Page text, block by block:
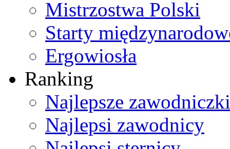
Mistrzostwa Polski
Starty
Ergowiosła
Ranking
Najlepsze zawodniczki
Najlepsi zawodnicy